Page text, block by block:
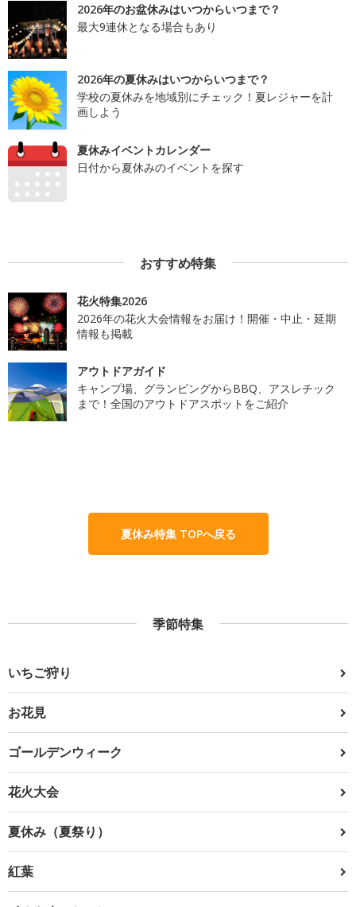
2026年のお盆休みはいつからいつまで？
最大9連休となる場合もあり
2026年の夏休みはいつからいつまで？
学校の夏休みを地域別にチェック！夏レジャーを計
画しよう
夏休みイベントカレンダー
日付から夏休みのイベントを探す
おすすめ特集
花火特集2026
2026年の花火大会情報をお届け！開催・中止・延期
情報も掲載
アウトドアガイド
キャンプ場、グランピングからBBQ、アスレチック
まで！全国のアウトドアスポットをご紹介
夏休み特集 TOPへ戻る
季節特集
いちご狩り
お花見
ゴールデンウィーク
花火大会
夏休み（夏祭り）
紅葉